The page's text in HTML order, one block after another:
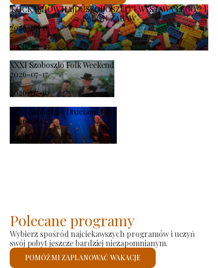
KOCKASHOW HAJDÚSZOBOSZLÓ – WYSTAWA LEGO® I
SALON ZABAW
2026-07-11
-
2026-08-23
XXXI Szoboszlo Folk Weekend
2026-07-17
-
2026-07-19
XXXI Szoboszló Dixieland Days
2026-08-21
-
2026-08-23
Polecane programy
Wybierz spośród najciekawszych programów i uczyń
swój pobyt jeszcze bardziej niezapomnianym.
POMÓŻ MI ZAPLANOWAĆ WAKACJE